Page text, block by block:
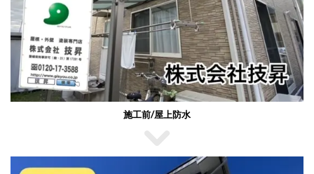
施工前/屋上防水